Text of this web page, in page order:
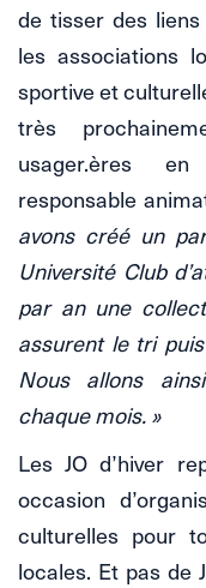
de tisser des
les associations
sportive et
très
usager.ères
responsable
avons créé un
Université Club
par an une
assurent le tri
Nous allons
chaque mois. »
Les JO d’hiver
occasion
culturelles pour
locales. Et pas de